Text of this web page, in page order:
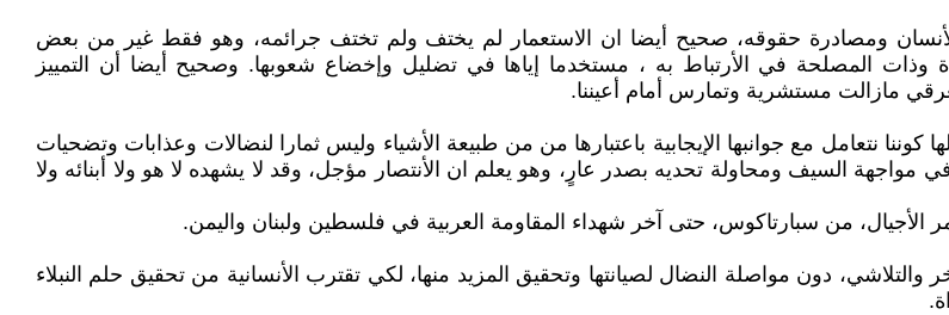
ومصادرة حقوقه، صحيح أيضا ان الاستعمار لم يختف ولم تختف جرائمه، وهو فقط غير من بعض
وذات المصلحة في الأرتباط به ، مستخدما إياها في تضليل وإخضاع شعوبها. وصحيح أيضا أن التمييز
مازالت مستشرية وتمارس أمام أعيننا.
نتعامل مع جوانبها الإيجابية باعتبارها من من طبيعة الأشياء وليس ثمارا لنضالات وعذابات وتضحيات
السيف ومحاولة تحديه بصدر عارٍ، وهو يعلم ان الأنتصار مؤجل، وقد لا يشهده لا هو ولا أبنائه ولا
الأجيال، من سبارتاكوس، حتى آخر شهداء المقاومة العربية في فلسطين ولبنان واليمن.
دون مواصلة النضال لصيانتها وتحقيق المزيد منها، لكي تقترب الأنسانية من تحقيق حلم النبلاء